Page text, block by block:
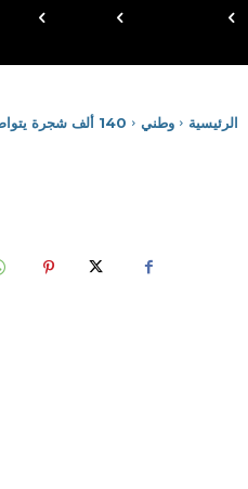
الرئيسية وطني 140 ألف شجرة يتواصل غرسها بمستغانم